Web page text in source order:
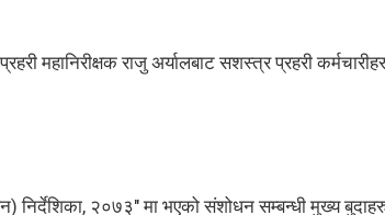
महानिरीक्षक राजु अर्यालबाट सशस्त्र प्रहरी
निर्देशिका, २०७३" मा भएको संशोधन सम्बन्धी मुख्य